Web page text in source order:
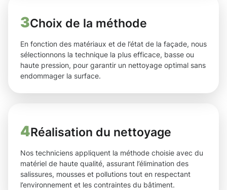
3Choix de la méthode
En fonction des matériaux et de l’état de la façade, nous
sélectionnons la technique la plus efficace, basse ou
haute pression, pour garantir un nettoyage optimal sans
endommager la surface.
4Réalisation du nettoyage
Nos techniciens appliquent la méthode choisie avec du
matériel de haute qualité, assurant l’élimination des
salissures, mousses et pollutions tout en respectant
l’environnement et les contraintes du bâtiment.